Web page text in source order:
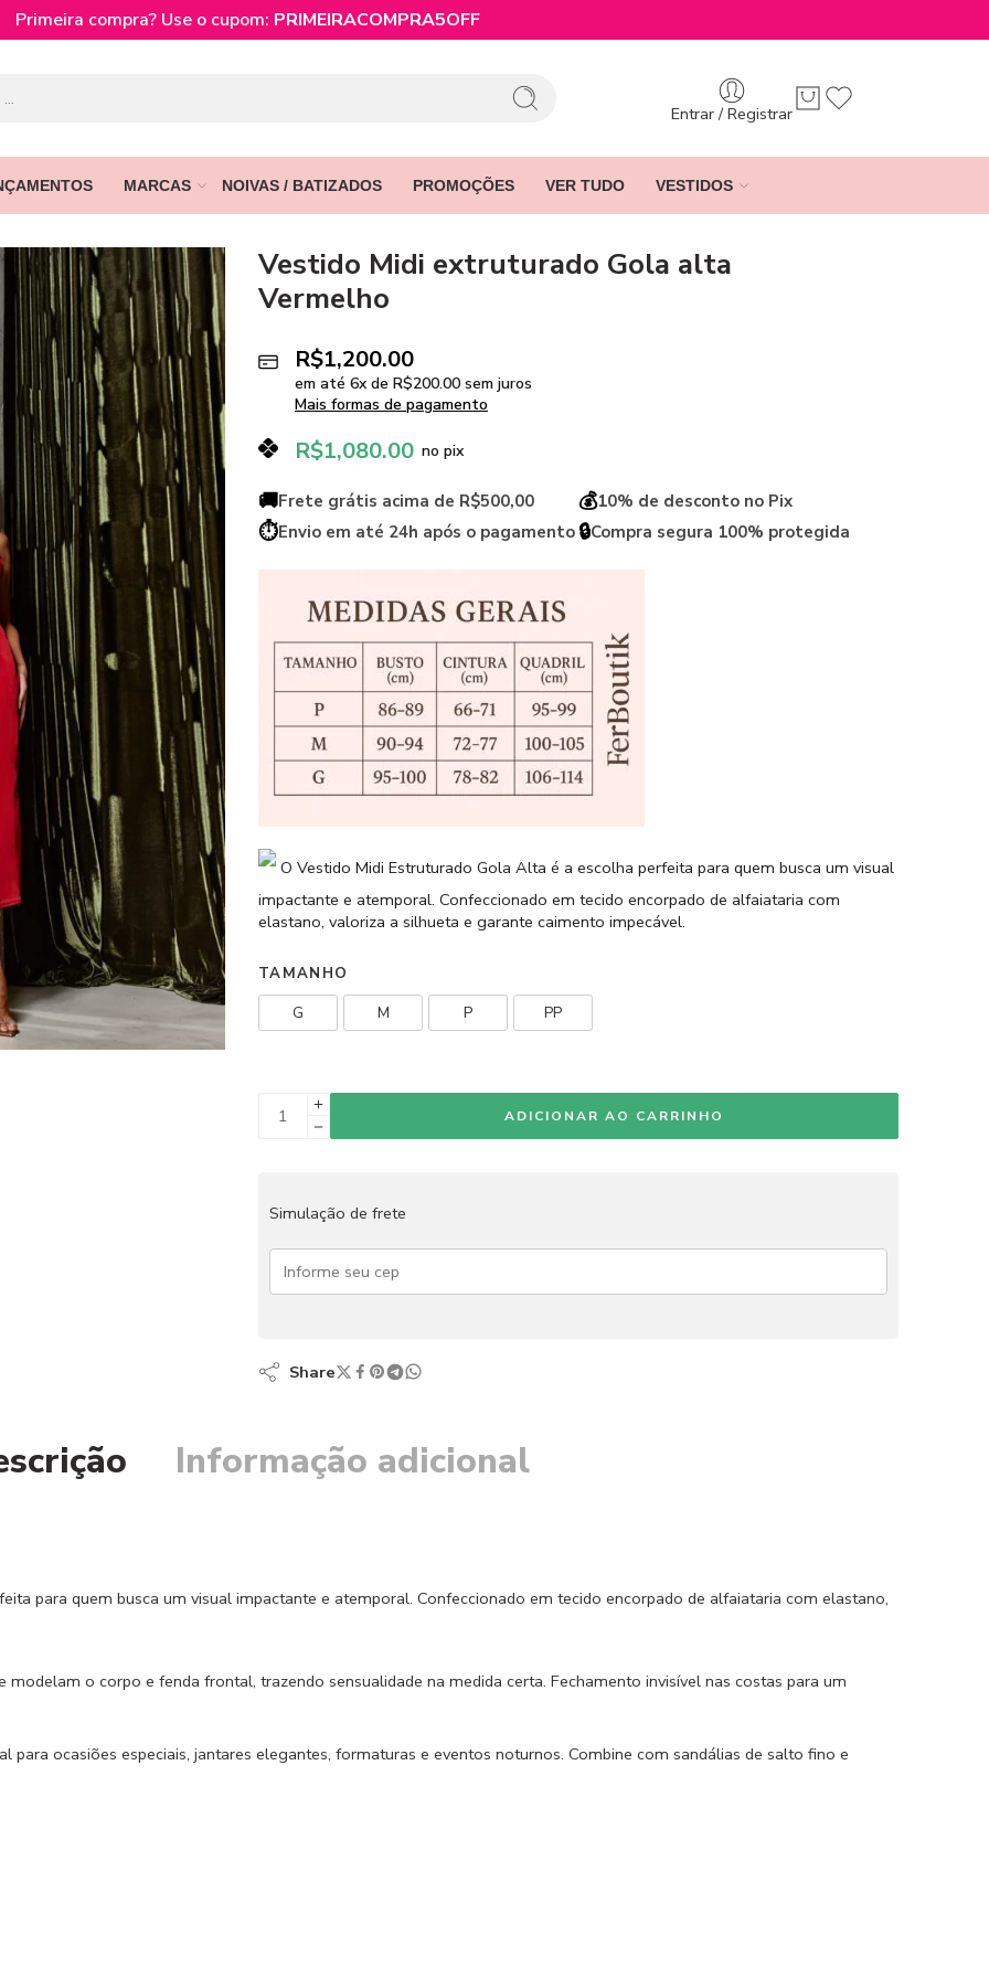
Primeira compra? Use o cupom: PRIMEIRACOMPRA5OFF
Entrar / Registrar
MARCAS NOIVAS / BATIZADOS PROMOÇÕES VER TUDO VESTIDOS
Vestido Midi extruturado Gola alta
Vermelho
R$1,200.00
em até 6x de R$200.00 sem juros
Mais formas de pagamento
R$1,080.00 no pix
🚚Frete grátis acima de R$500,00 💰10% de desconto no Pix
⏱️Envio em até 24h após o pagamento 🔒Compra segura 100% protegida
O Vestido Midi Estruturado Gola Alta é a escolha perfeita para quem busca um visual
impactante e atemporal. Confeccionado em tecido encorpado de alfaiataria com
elastano, valoriza a silhueta e garante caimento impecável.
TAMANHO
G M P PP
ADICIONAR AO CARRINHO
Simulação de frete
Share
Informação adicional
para quem busca um visual impactante e atemporal. Confeccionado em tecido encorpado de alfaiataria com elastano,
o corpo e fenda frontal, trazendo sensualidade na medida certa. Fechamento invisível nas costas para um
para ocasiões especiais, jantares elegantes, formaturas e eventos noturnos. Combine com sandálias de salto fino e